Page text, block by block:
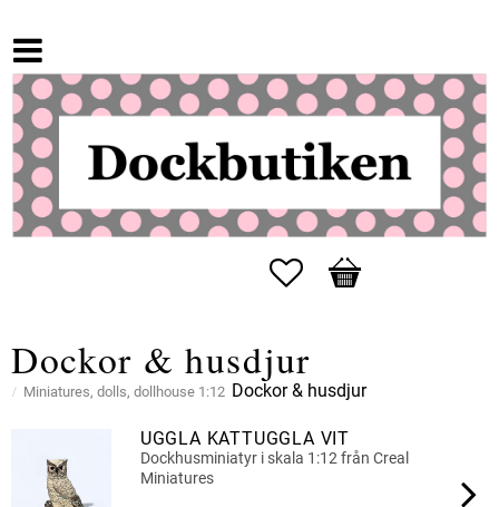
Favorites
Basket
Dockor & husdjur
Miniatures, dolls, dollhouse 1:12 Dockor & husdjur
UGGLA KATTUGGLA VIT
Dockhusminiatyr i skala 1:12 från Creal
Miniatures